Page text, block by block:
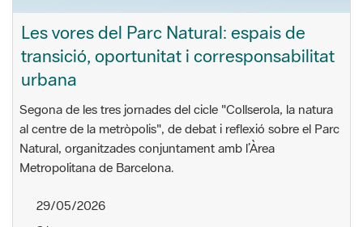
Les vores del Parc Natural: espais de
transició, oportunitat i corresponsabilitat
urbana
Segona de les tres jornades del cicle "Collserola, la natura
al centre de la metròpolis", de debat i reflexió sobre el Parc
Natural, organitzades conjuntament amb l’Àrea
Metropolitana de Barcelona.
29/05/2026